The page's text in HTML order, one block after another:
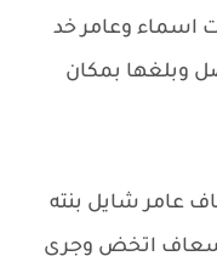
اسماء وعامر خد
وبلغها بمكان
عامر شايل بنته
اتخض وجرى